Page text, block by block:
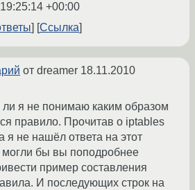
+00:00
Ссылка
от dreamer 18.11.2010
я не понимаю каким образом
правило. Прочитав о iptables
я не нашёл ответа на этот
бы вы поподробнее
пример составления
И последующих строк на